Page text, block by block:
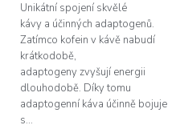
Unikátní spojení skvělé
kávy a účinných adaptogenů.
Zatímco kofein v kávě nabudí
krátkodobě,
adaptogeny zvyšují energii
dlouhodobě. Díky tomu
adaptogenní káva účinně bojuje
s...